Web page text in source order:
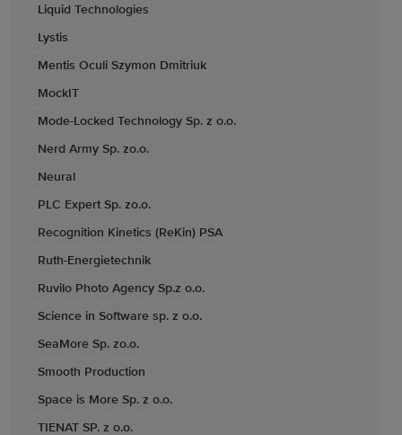
Liquid Technologies
Lystis
Mentis Oculi Szymon Dmitriuk
MockIT
Mode-Locked Technology Sp. z o.o.
Nerd Army Sp. zo.o.
Neural
PLC Expert Sp. zo.o.
Recognition Kinetics (ReKin) PSA
Ruth-Energietechnik
Ruvilo Photo Agency Sp.z o.o.
Science in Software sp. z o.o.
SeaMore Sp. zo.o.
Smooth Production
Space is More Sp. z o.o.
TIENAT SP. z o.o.